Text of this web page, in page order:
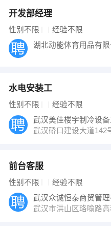
董经理 发布 [
【仙居保安】
开发部经理
性别不限 经验不限
湖北动能体育用品有限
水电安装工
性别不限 经验不限
武汉硚口建设大道142
前台客服
性别不限 经验不限
武汉众诚恒泰商贸管理
武汉市洪山区珞喻路